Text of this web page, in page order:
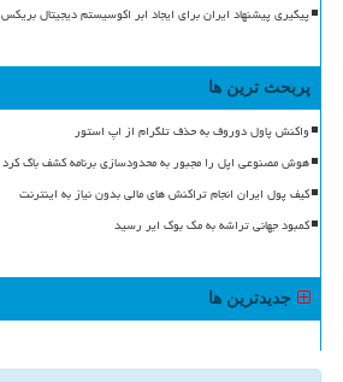
پیگیری پیشنهاد ایران برای ایجاد ابر اکوسیستم دیجیتال بریکس
پربحث ترین ها
واکنش پاول دوروف به حذف تلگرام از اپ استور
هوش مصنوعی اپل را مجبور به محدودسازی برنامه کشف باگ کرد
کیف پول ایران انجام تراکنش های مالی بدون نیاز به اینترنت
کمبود جهانی تراشه به مک بوک ایر رسید
جدیدترین ها